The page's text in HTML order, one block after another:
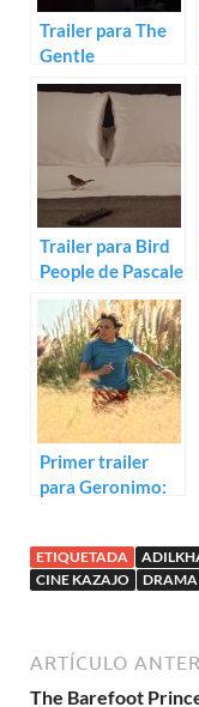
Trailer para The
Gentle
Indifference of
the World
Trailer para Bird
People de Pascale
Ferran
Primer trailer
para Geronimo:
Gatlif
ETIQUETADA
CINE KAZAJO
DRAMA
ARTÍCULO
The Barefoot